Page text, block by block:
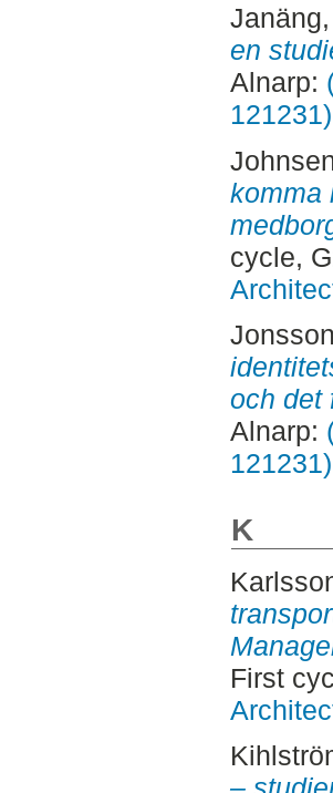
en
Alnarp:
121231)
komma
cycle,
och det
Alnarp:
121231)
K
First